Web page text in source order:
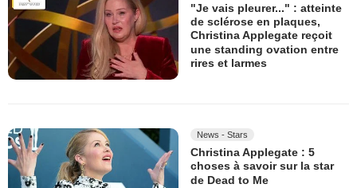
"Je vais pleurer..." : atteinte
de sclérose en plaques,
Christina Applegate reçoit
une standing ovation entre
rires et larmes
News - Stars
Christina Applegate : 5
choses à savoir sur la star
de Dead to Me